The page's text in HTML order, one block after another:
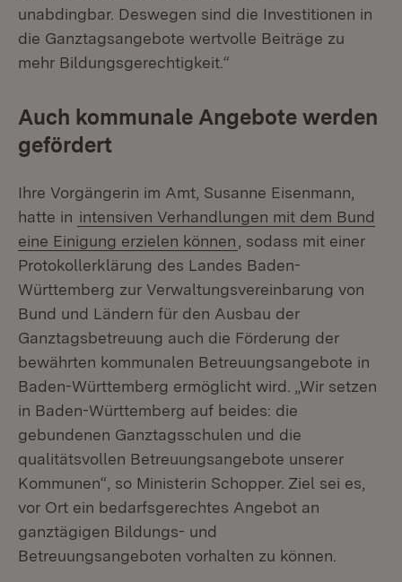
unabdingbar. Deswegen sind die Investitionen in
die Ganztagsangebote wertvolle Beiträge zu
mehr Bildungsgerechtigkeit.“
Auch kommunale Angebote werden
gefördert
Ihre Vorgängerin im Amt, Susanne Eisenmann,
hatte in intensiven Verhandlungen mit dem Bund
eine Einigung erzielen können
, sodass mit einer
Protokollerklärung des Landes Baden-
Württemberg zur Verwaltungsvereinbarung von
Bund und Ländern für den Ausbau der
Ganztagsbetreuung auch die Förderung der
bewährten kommunalen Betreuungsangebote in
Baden-Württemberg ermöglicht wird. „Wir setzen
in Baden-Württemberg auf beides: die
gebundenen Ganztagsschulen und die
qualitätsvollen Betreuungsangebote unserer
Kommunen“, so Ministerin Schopper. Ziel sei es,
vor Ort ein bedarfsgerechtes Angebot an
ganztägigen Bildungs- und
Betreuungsangeboten vorhalten zu können.